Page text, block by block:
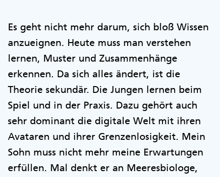
Es geht nicht mehr darum, sich bloß Wissen
anzueignen. Heute muss man verstehen
lernen, Muster und Zusammenhänge
erkennen. Da sich alles ändert, ist die
Theorie sekundär. Die Jungen lernen beim
Spiel und in der Praxis. Dazu gehört auch
sehr dominant die digitale Welt mit ihren
Avataren und ihrer Grenzenlosigkeit. Mein
Sohn muss nicht mehr meine Erwartungen
erfüllen. Mal denkt er an Meeresbiologe,